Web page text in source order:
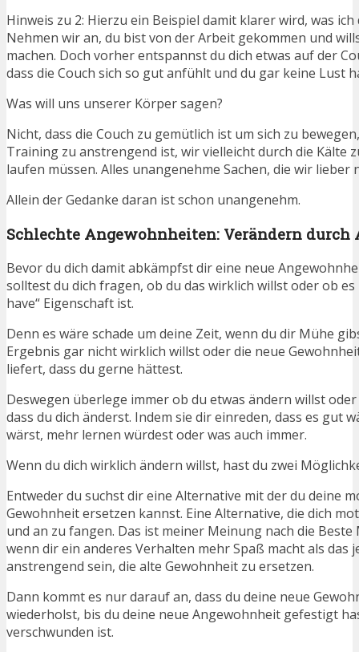
Hinweis zu 2: Hierzu ein Beispiel damit klarer wird, was ich
Nehmen wir an, du bist von der Arbeit gekommen und
machen. Doch vorher entspannst du dich etwas auf der
dass die Couch sich so gut anfühlt und du gar keine Lust
Was will uns unserer Körper sagen?
Nicht, dass die Couch zu gemütlich ist um sich zu
Training zu anstrengend ist, wir vielleicht durch die Kälte
laufen müssen. Alles unangenehme Sachen, die wir lieber
Allein der Gedanke daran ist schon unangenehm.
Schlechte Angewohnheiten: Verändern
Bevor du dich damit abkämpfst dir eine neue
solltest du dich fragen, ob du das wirklich willst oder ob
have“ Eigenschaft ist.
Denn es wäre schade um deine Zeit, wenn du dir Mühe
Ergebnis gar nicht wirklich willst oder die neue
liefert, dass du gerne hättest.
Deswegen überlege immer ob du etwas ändern willst
dass du dich änderst. Indem sie dir einreden, dass es gut
wärst, mehr lernen würdest oder was auch immer.
Wenn du dich wirklich ändern willst, hast du zwei
Entweder du suchst dir eine Alternative mit der du deine
Gewohnheit ersetzen kannst. Eine Alternative, die dich
und an zu fangen. Das ist meiner Meinung nach die
wenn dir ein anderes Verhalten mehr Spaß macht als das
anstrengend sein, die alte Gewohnheit zu ersetzen.
Dann kommt es nur darauf an, dass du deine neue
wiederholst, bis du deine neue Angewohnheit gefestigt
verschwunden ist.